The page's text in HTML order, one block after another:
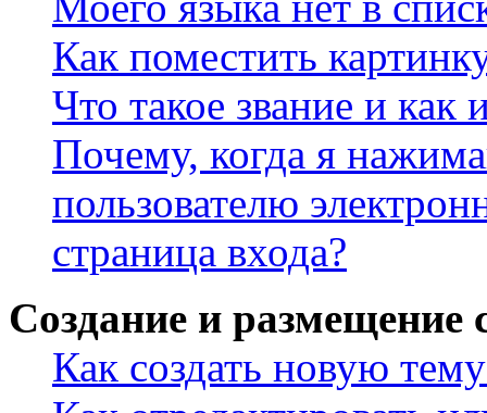
Как поместить
Что такое звание и как
Почему, когда я
пользователю
страница входа?
Создание и размещение
Как создать новую